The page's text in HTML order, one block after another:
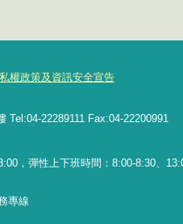
權政策及資訊安全宣告
Tel:04-22289111 Fax:04-22200991
，彈性上下班時間：8:00-8:30、
專線